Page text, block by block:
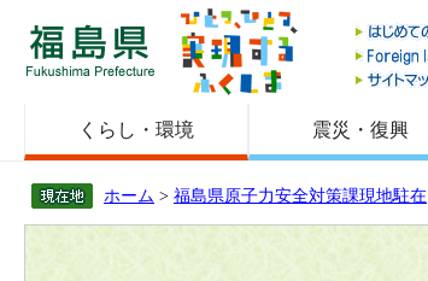
福島県
くらし・環境 震災・復興
ホーム > 福島県原子力安全対策課現地駐在